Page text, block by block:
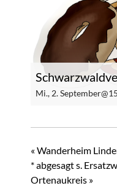
Mi., 2.
« Wanderheim
* abgesagt s.
Ortenaukreis »